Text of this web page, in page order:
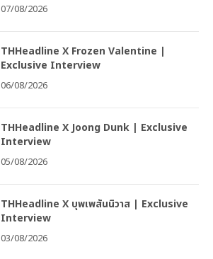
07/08/2026
THHeadline X Frozen Valentine |
Exclusive Interview
06/08/2026
THHeadline X Joong Dunk | Exclusive
Interview
05/08/2026
THHeadline X บุพเพสันนิวาส | Exclusive
Interview
03/08/2026